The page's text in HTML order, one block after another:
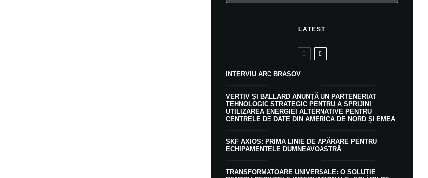
LATEST
INTERVIU ARC BRAȘOV
VERTIV ȘI BALLARD ANUNȚĂ UN PARTENERIAT
TEHNOLOGIC STRATEGIC PENTRU A SPRIJINI
UTILIZAREA ENERGIEI ALTERNATIVE PENTRU
CENTRELE DE DATE DIN AMERICA DE NORD ȘI EMEA
SKF AXIOS: PRIMA LINIE DE APĂRARE PENTRU
ECHIPAMENTELE DUMNEAVOASTRĂ
TRANSFORMATOARE UNIVERSALE: O SOLUȚIE